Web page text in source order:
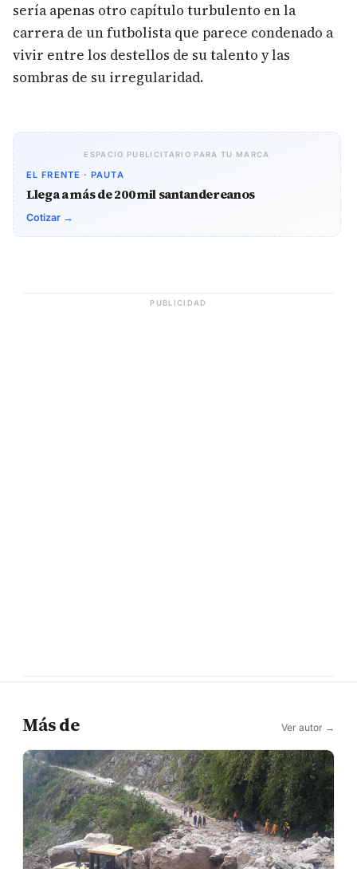
sería apenas otro capítulo turbulento en la
carrera de un futbolista que parece condenado a
vivir entre los destellos de su talento y las
sombras de su irregularidad.
ESPACIO PUBLICITARIO PARA TU MARCA
EL FRENTE · PAUTA
Llega a más de 200 mil santandereanos
Cotizar →
PUBLICIDAD
Más de Ver autor →